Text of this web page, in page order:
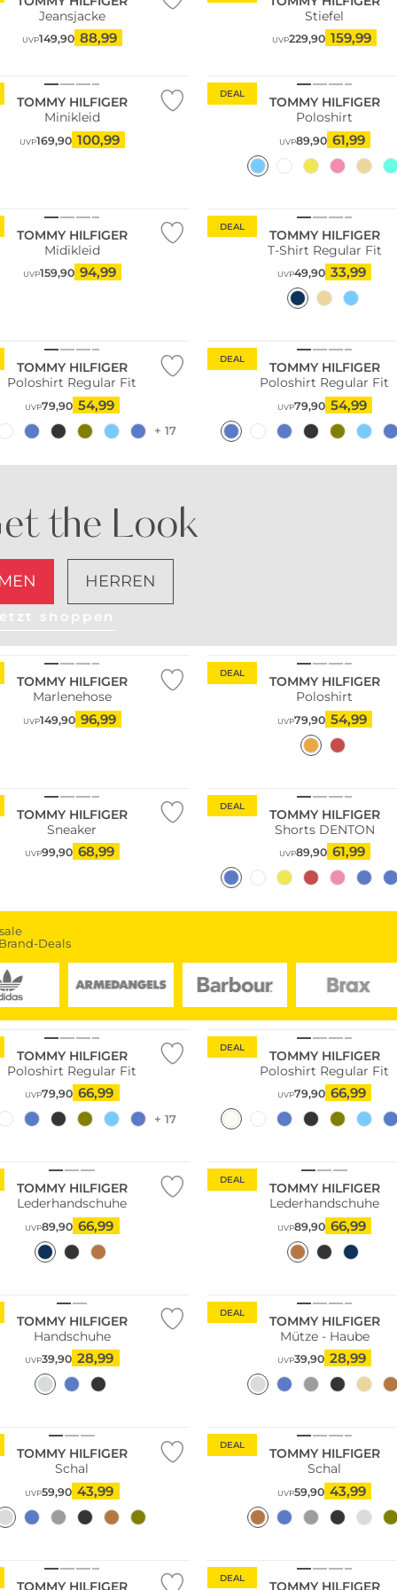
Jeansjacke
UVP149,90 88,99
Stiefel
UVP229,90 159,99
TOMMY HILFIGER
Minikleid
UVP169,90 100,99
DEAL
TOMMY HILFIGER
Poloshirt
UVP89,90 61,99
TOMMY HILFIGER
Midikleid
UVP159,90 94,99
DEAL
TOMMY HILFIGER
T-Shirt Regular Fit
UVP49,90 33,99
TOMMY HILFIGER
Poloshirt Regular Fit
UVP79,90 54,99
+ 17
DEAL
TOMMY HILFIGER
Poloshirt Regular Fit
UVP79,90 54,99
the Look
HERREN
shoppen
TOMMY HILFIGER
Marlenehose
UVP149,90 96,99
DEAL
TOMMY HILFIGER
Poloshirt
UVP79,90 54,99
TOMMY HILFIGER
Sneaker
UVP99,90 68,99
DEAL
TOMMY HILFIGER
Shorts DENTON
UVP89,90 61,99
Deals
TOMMY HILFIGER
Poloshirt Regular Fit
UVP79,90 66,99
+ 17
DEAL
Nachhaltig
TOMMY HILFIGER
Poloshirt Regular Fit
UVP79,90 66,99
TOMMY HILFIGER
Lederhandschuhe
UVP89,90 66,99
DEAL
TOMMY HILFIGER
Lederhandschuhe
UVP89,90 66,99
TOMMY HILFIGER
Handschuhe
UVP39,90 28,99
DEAL
TOMMY HILFIGER
Mütze - Haube
UVP39,90 28,99
TOMMY HILFIGER
Schal
UVP59,90 43,99
DEAL
TOMMY HILFIGER
Schal
UVP59,90 43,99
TOMMY HILFIGER
DEAL
TOMMY HILFIGER